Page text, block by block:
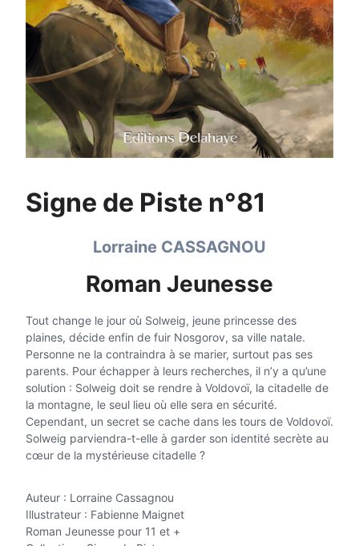
Signe de Piste n°81
Lorraine CASSAGNOU
Roman Jeunesse
Tout change le jour où Solweig, jeune princesse des
plaines, décide enfin de fuir Nosgorov, sa ville natale.
Personne ne la contraindra à se marier, surtout pas ses
parents. Pour échapper à leurs recherches, il n’y a qu’une
solution : Solweig doit se rendre à Voldovoï, la citadelle de
la montagne, le seul lieu où elle sera en sécurité.
Cependant, un secret se cache dans les tours de Voldovoï.
Solweig parviendra-t-elle à garder son identité secrète au
cœur de la mystérieuse citadelle ?
Auteur : Lorraine Cassagnou
Illustrateur : Fabienne Maignet
Roman Jeunesse pour 11 et +